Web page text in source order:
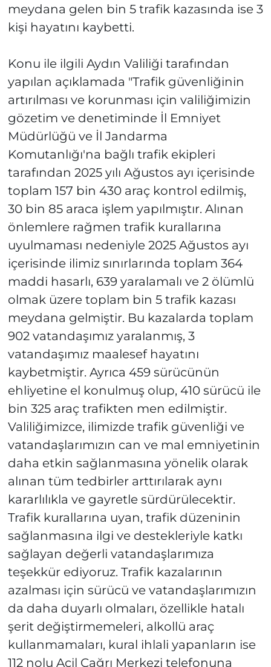
meydana gelen bin 5 trafik kazasında ise 3
kişi hayatını kaybetti.
Konu ile ilgili Aydın Valiliği tarafından
yapılan açıklamada "Trafik güvenliğinin
artırılması ve korunması için valiliğimizin
gözetim ve denetiminde İl Emniyet
Müdürlüğü ve İl Jandarma
Komutanlığı'na bağlı trafik ekipleri
tarafından 2025 yılı Ağustos ayı içerisinde
toplam 157 bin 430 araç kontrol edilmiş,
30 bin 85 araca işlem yapılmıştır. Alınan
önlemlere rağmen trafik kurallarına
uyulmaması nedeniyle 2025 Ağustos ayı
içerisinde ilimiz sınırlarında toplam 364
maddi hasarlı, 639 yaralamalı ve 2 ölümlü
olmak üzere toplam bin 5 trafik kazası
meydana gelmiştir. Bu kazalarda toplam
902 vatandaşımız yaralanmış, 3
vatandaşımız maalesef hayatını
kaybetmiştir. Ayrıca 459 sürücünün
ehliyetine el konulmuş olup, 410 sürücü ile
bin 325 araç trafikten men edilmiştir.
Valiliğimizce, ilimizde trafik güvenliği ve
vatandaşlarımızın can ve mal emniyetinin
daha etkin sağlanmasına yönelik olarak
alınan tüm tedbirler arttırılarak aynı
kararlılıkla ve gayretle sürdürülecektir.
Trafik kurallarına uyan, trafik düzeninin
sağlanmasına ilgi ve destekleriyle katkı
sağlayan değerli vatandaşlarımıza
teşekkür ediyoruz. Trafik kazalarının
azalması için sürücü ve vatandaşlarımızın
da daha duyarlı olmaları, özellikle hatalı
şerit değiştirmemeleri, alkollü araç
kullanmamaları, kural ihlali yapanların ise
112 nolu Acil Çağrı Merkezi telefonuna